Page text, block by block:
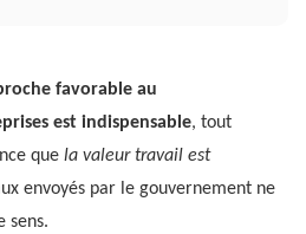
favorable au
est indispensable, tout
que la valeur travail est
envoyés par le gouvernement ne
sens.